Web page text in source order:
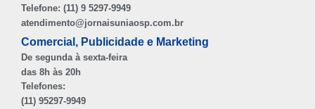
Telefone: (11) 9 5297-9949
atendimento@jornaisuniaosp.com.br
Comercial, Publicidade e Marketing
De segunda à sexta-feira
das 8h às 20h
Telefones:
(11) 95297-9949